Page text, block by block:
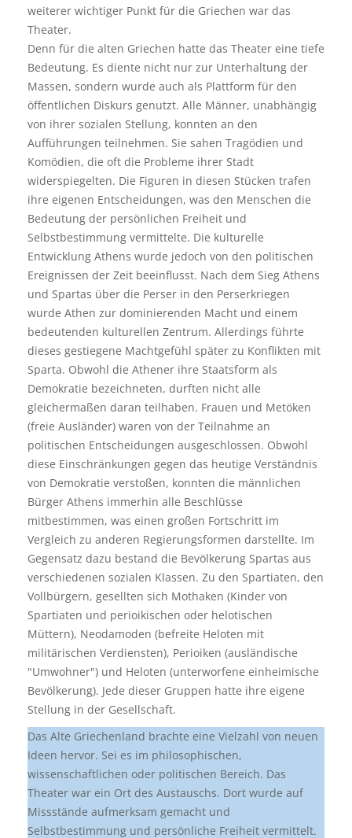
weiterer wichtiger Punkt für die Griechen war das
Theater.
Denn für die alten Griechen hatte das Theater eine tiefe
Bedeutung. Es diente nicht nur zur Unterhaltung der
Massen, sondern wurde auch als Plattform für den
öffentlichen Diskurs genutzt. Alle Männer, unabhängig
von ihrer sozialen Stellung, konnten an den
Aufführungen teilnehmen. Sie sahen Tragödien und
Komödien, die oft die Probleme ihrer Stadt
widerspiegelten. Die Figuren in diesen Stücken trafen
ihre eigenen Entscheidungen, was den Menschen die
Bedeutung der persönlichen Freiheit und
Selbstbestimmung vermittelte. Die kulturelle
Entwicklung Athens wurde jedoch von den politischen
Ereignissen der Zeit beeinflusst. Nach dem Sieg Athens
und Spartas über die Perser in den Perserkriegen
wurde Athen zur dominierenden Macht und einem
bedeutenden kulturellen Zentrum. Allerdings führte
dieses gestiegene Machtgefühl später zu Konflikten mit
Sparta. Obwohl die Athener ihre Staatsform als
Demokratie bezeichneten, durften nicht alle
gleichermaßen daran teilhaben. Frauen und Metöken
(freie Ausländer) waren von der Teilnahme an
politischen Entscheidungen ausgeschlossen. Obwohl
diese Einschränkungen gegen das heutige Verständnis
von Demokratie verstoßen, konnten die männlichen
Bürger Athens immerhin alle Beschlüsse
mitbestimmen, was einen großen Fortschritt im
Vergleich zu anderen Regierungsformen darstellte. Im
Gegensatz dazu bestand die Bevölkerung Spartas aus
verschiedenen sozialen Klassen. Zu den Spartiaten, den
Vollbürgern, gesellten sich Mothaken (Kinder von
Spartiaten und perioikischen oder helotischen
Müttern), Neodamoden (befreite Heloten mit
militärischen Verdiensten), Perioiken (ausländische
"Umwohner") und Heloten (unterworfene einheimische
Bevölkerung). Jede dieser Gruppen hatte ihre eigene
Stellung in der Gesellschaft.
Das Alte Griechenland brachte eine Vielzahl von neuen
Ideen hervor. Sei es im philosophischen,
wissenschaftlichen oder politischen Bereich. Das
Theater war ein Ort des Austauschs. Dort wurde auf
Missstände aufmerksam gemacht und
Selbstbestimmung und persönliche Freiheit vermittelt.